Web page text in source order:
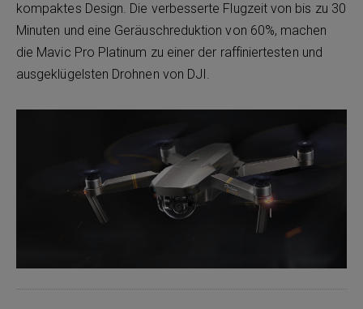
kompaktes Design. Die verbesserte Flugzeit von bis zu 30
Minuten und eine Geräuschreduktion von 60%, machen
die Mavic Pro Platinum zu einer der raffiniertesten und
ausgeklügelsten Drohnen von DJI.